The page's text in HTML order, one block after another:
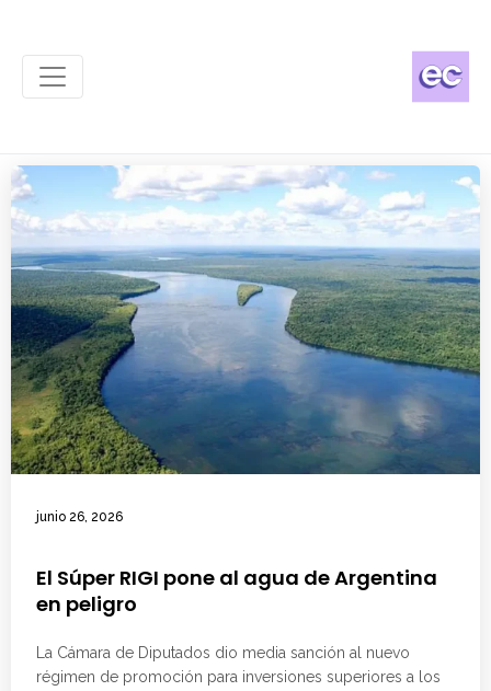
junio 26, 2026
El Súper RIGI pone al agua de Argentina
en peligro
La Cámara de Diputados dio media sanción al nuevo
régimen de promoción para inversiones superiores a los